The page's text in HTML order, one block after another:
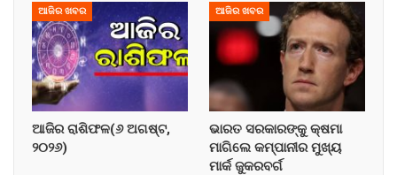
ଆଜିର ଖବର
ଆଜିର ରାଶିଫଳ(୬ ଅଗଷ୍ଟ,
୨୦୨୬)
ଆଜିର ଖବର
ଭାରତ ସରକାରଙ୍କୁ କ୍ଷମା
ମାଗିଲେ କମ୍ପାନୀର ମୁଖ୍ୟ
ମାର୍କ ଜୁକରବର୍ଗ